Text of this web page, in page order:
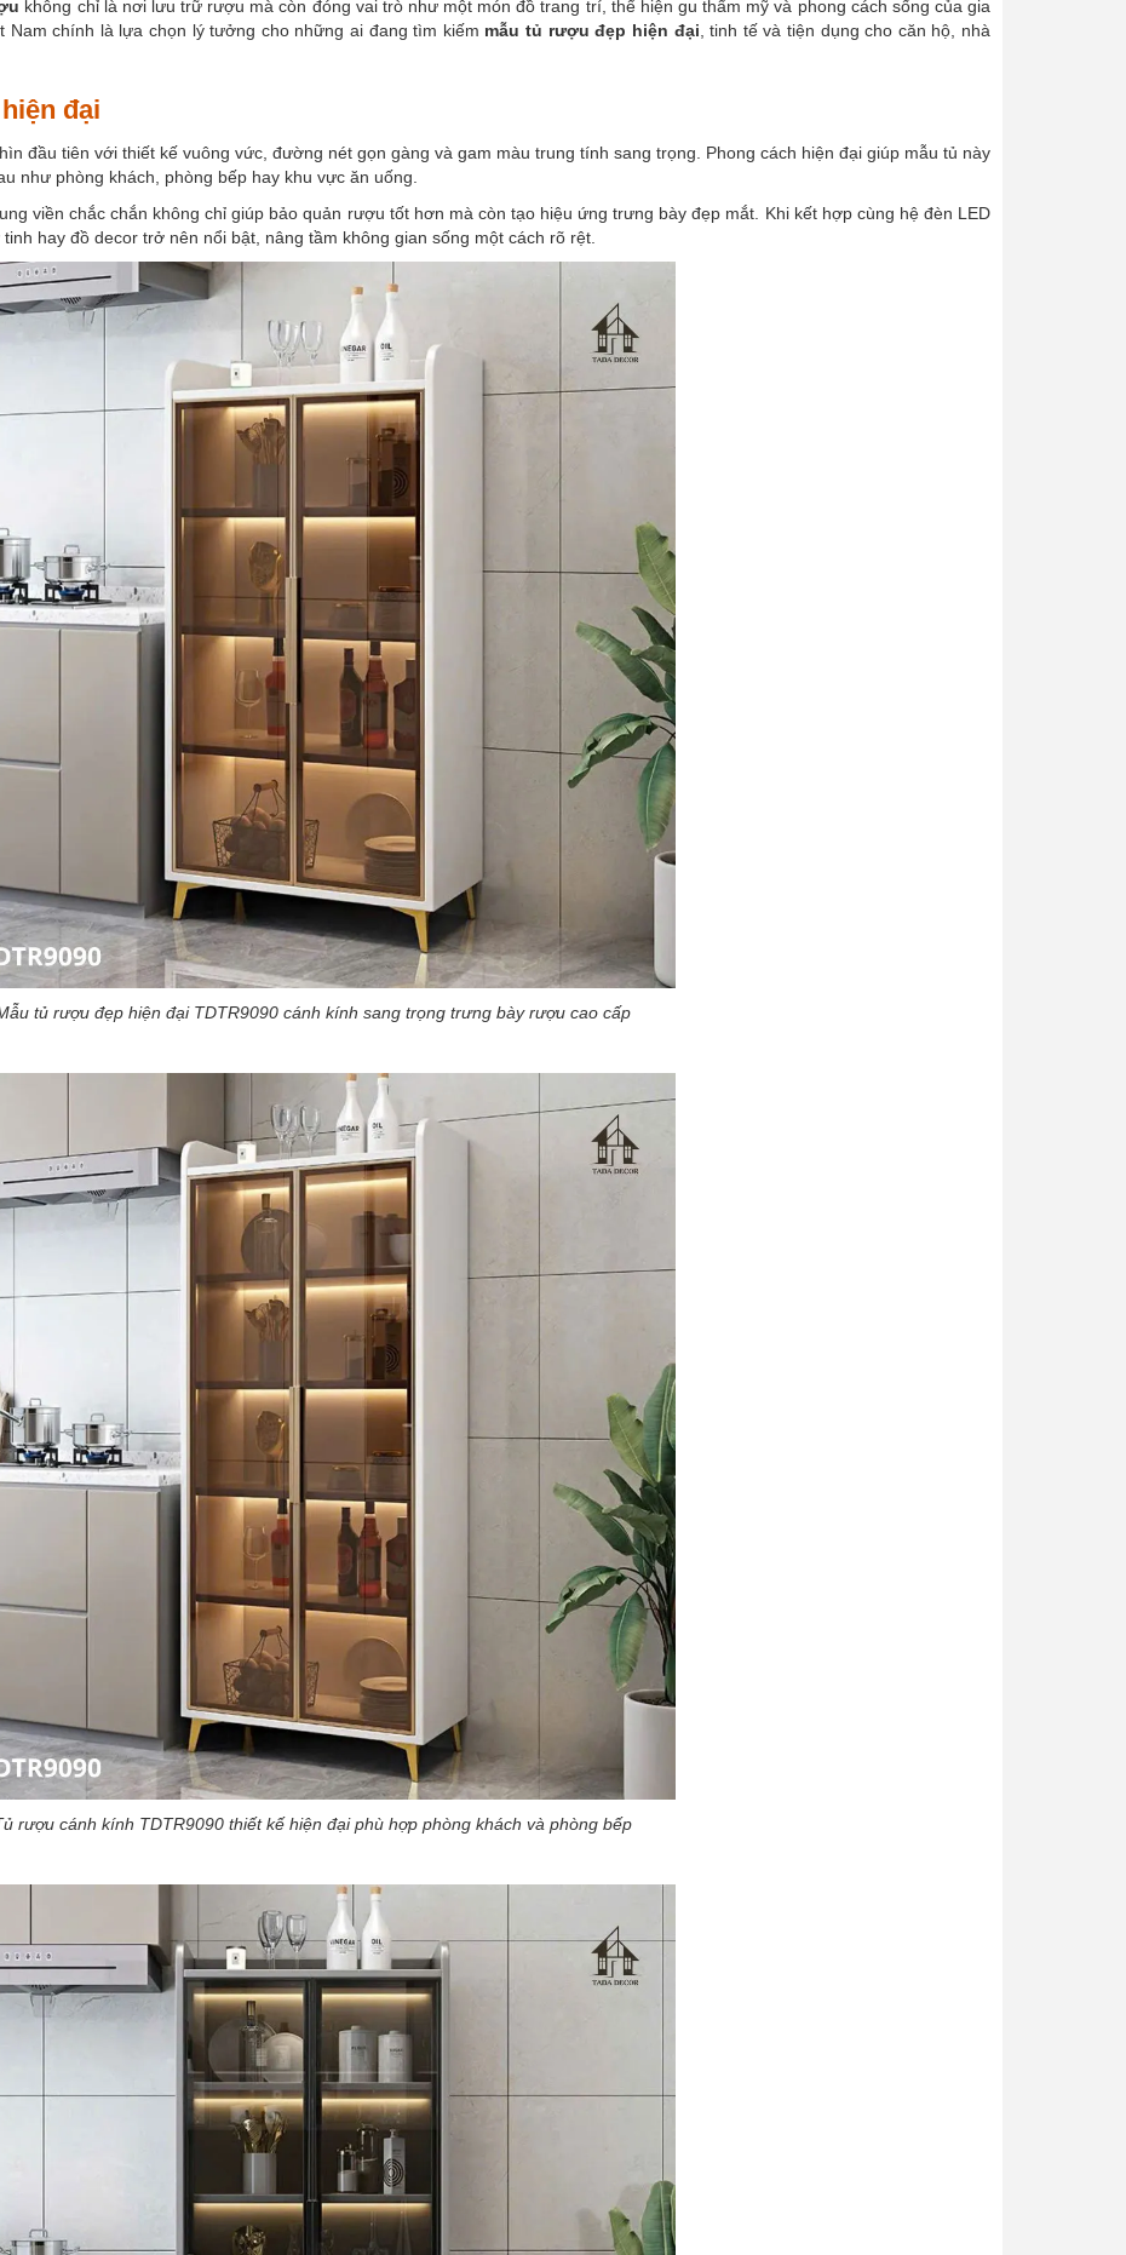
không chỉ là nơi lưu trữ rượu mà còn đóng vai trò như một món đồ trang trí, thể hiện gu thẩm mỹ và phong cách sống của gia
Nam chính là lựa chọn lý tưởng cho những ai đang tìm kiếm mẫu tủ rượu đẹp hiện đại , tinh tế và tiện dụng cho căn hộ, nhà
đại
đầu tiên với thiết kế vuông vức, đường nét gọn gàng và gam màu trung tính sang trọng. Phong cách hiện đại giúp mẫu tủ này
như phòng khách, phòng bếp hay khu vực ăn uống.
viền chắc chắn không chỉ giúp bảo quản rượu tốt hơn mà còn tạo hiệu ứng trưng bày đẹp mắt. Khi kết hợp cùng hệ đèn LED
hay đồ decor trở nên nổi bật, nâng tầm không gian sống một cách rõ rệt.
tủ rượu đẹp hiện đại TDTR9090 cánh kính sang trọng trưng bày rượu cao cấp
rượu cánh kính TDTR9090 thiết kế hiện đại phù hợp phòng khách và phòng bếp